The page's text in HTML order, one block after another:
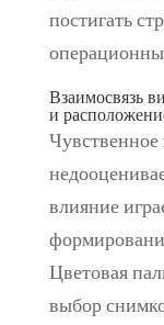
постигать
Взаимосвязь
и
Чувственное
влияние
Цветовая
выбор